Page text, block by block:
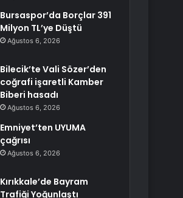
Bursaspor’da Borçlar 391
Milyon TL’ye Düştü
Ağustos 6, 2026
Bilecik’te Vali Sözer’den
coğrafi işaretli Kamber
Biberi hasadı
Ağustos 6, 2026
Emniyet’ten UYUMA
çağrısı
Ağustos 6, 2026
Kırıkkale’de Bayram
Trafiği Yoğunlaştı